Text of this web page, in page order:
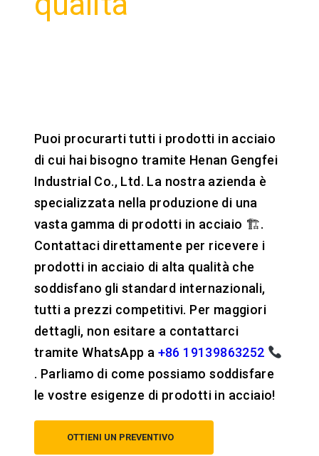
Puoi procurarti tutti i prodotti in acciaio
di cui hai bisogno tramite Henan Gengfei
Industrial Co., Ltd. La nostra azienda è
specializzata nella produzione di una
vasta gamma di prodotti in acciaio 🏗.
Contattaci direttamente per ricevere i
prodotti in acciaio di alta qualità che
soddisfano gli standard internazionali,
tutti a prezzi competitivi. Per maggiori
dettagli, non esitare a contattarci
tramite WhatsApp a +86 19139863252
. Parliamo di come possiamo soddisfare
le vostre esigenze di prodotti in acciaio!
OTTIENI UN PREVENTIVO